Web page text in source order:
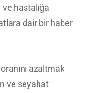
ve hastalığa
dair bir haber
azaltmak
ve seyahat